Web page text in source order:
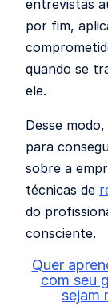
entrevistas
por fim,
quando se
ele.
Desse
para
sobre a
técnicas de
do
consciente.
Quer
com seu
sejam